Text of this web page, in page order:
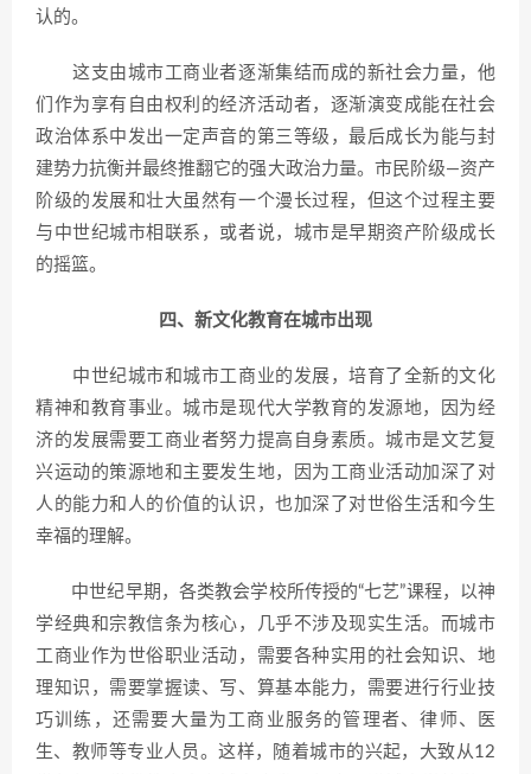
认的。
这支由城市工商业者逐渐集结而成的新社会力量，他
们作为享有自由权利的经济活动者，逐渐演变成能在社会
政治体系中发出一定声音的第三等级，最后成长为能与封
建势力抗衡并最终推翻它的强大政治力量。市民阶级—资产
阶级的发展和壮大虽然有一个漫长过程，但这个过程主要
与中世纪城市相联系，或者说，城市是早期资产阶级成长
的摇篮。
四、新文化教育在城市出现
中世纪城市和城市工商业的发展，培育了全新的文化
精神和教育事业。城市是现代大学教育的发源地，因为经
济的发展需要工商业者努力提高自身素质。城市是文艺复
兴运动的策源地和主要发生地，因为工商业活动加深了对
人的能力和人的价值的认识，也加深了对世俗生活和今生
幸福的理解。
中世纪早期，各类教会学校所传授的“七艺”课程，以神
学经典和宗教信条为核心，几乎不涉及现实生活。而城市
工商业作为世俗职业活动，需要各种实用的社会知识、地
理知识，需要掌握读、写、算基本能力，需要进行行业技
巧训练，还需要大量为工商业服务的管理者、律师、医
生、教师等专业人员。这样，随着城市的兴起，大致从12